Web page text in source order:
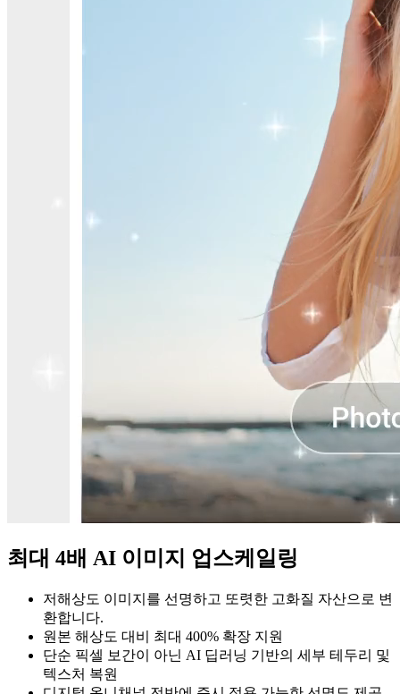
최대 4배 AI 이미지 업스케일링
저해상도 이미지를 선명하고 또렷한 고화질 자산으로 변
환합니다.
원본 해상도 대비 최대 400% 확장 지원
단순 픽셀 보간이 아닌 AI 딥러닝 기반의 세부 테두리 및
텍스처 복원